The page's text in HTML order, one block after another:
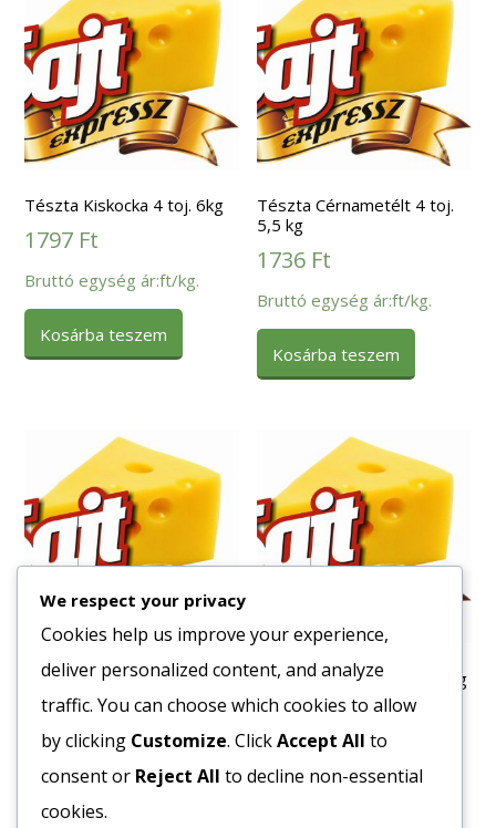
Tészta Kiskocka 4 toj. 6kg
1797 Ft
Bruttó egység ár:ft/kg.
Kosárba teszem
Tészta Cérnametélt 4 toj.
5,5 kg
1736 Ft
Bruttó egység ár:ft/kg.
Kosárba teszem
Tortilla Dürüm 30cm Azteca
18db/cs. 6cs/#
3100Ft
Bruttó egység ár:ft/cs.
Tészta Kiskagyló 4 toj. 6 kg
1553Ft
Bruttó egység ár:ft/kg.
We respect your privacy
Cookies help us improve your experience,
deliver personalized content, and analyze
traffic. You can choose which cookies to allow
by clicking Customize. ClickAccept All to
consent or Reject All to decline non-essential
cookies.